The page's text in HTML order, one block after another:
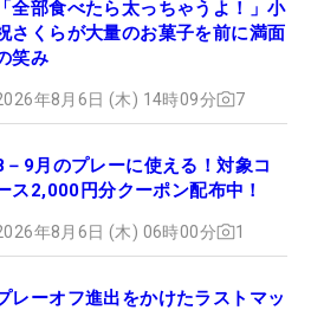
「全部食べたら太っちゃうよ！」小
さくらが大量のお菓子を前に満面
笑み
年8月6日 (木) 14時09分 7
－9月のプレーに使える！対象コ
ス2,000円分クーポン配布中！
年8月6日 (木) 06時00分 1
レーオフ進出をかけたラストマッ